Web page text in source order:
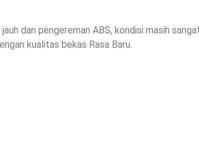
dan pengereman ABS, kondisi masih
kualitas bekas Rasa Baru.